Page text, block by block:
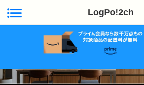
LogPo!2ch